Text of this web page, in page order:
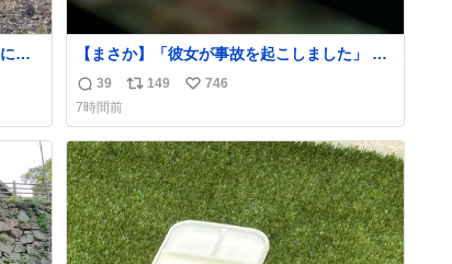
置
【まさか】「彼女が事故を起こしました」 ひ
き逃げで逃走した男、AIの相談履歴で“ウソ発
覚” 警察が男のスマホを押収して解析すると、
出頭する前に事故の詳しい状況やどう対応す
ればいいかをAIに相談していたことがわかっ
た。しかし、AIの回答は「正直に警察に話す
ように」だった。
返
信
数
39
リ
ス
ト
数
149
い
ね
数
746
7時間前